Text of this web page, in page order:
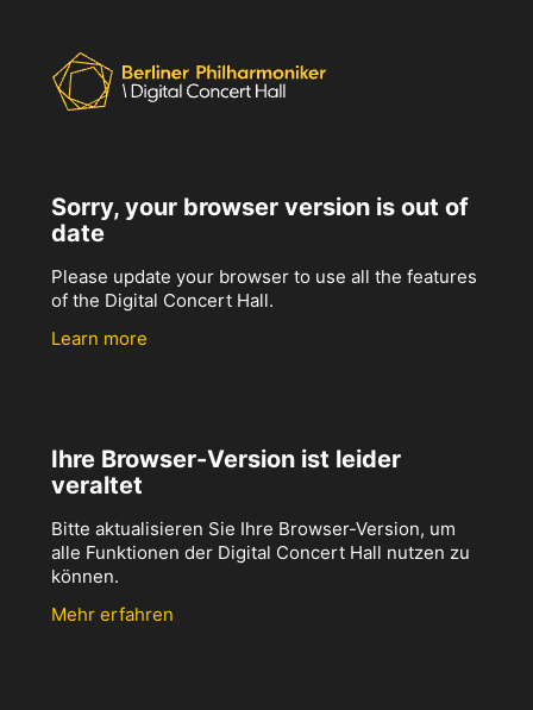
Sorry, your browser version is out of
date
Please update your browser to use all the features
of the Digital Concert Hall.
Learn more
Ihre Browser-Version ist leider
veraltet
Bitte aktualisieren Sie Ihre Browser-Version, um
alle Funktionen der Digital Concert Hall nutzen zu
können.
Mehr erfahren